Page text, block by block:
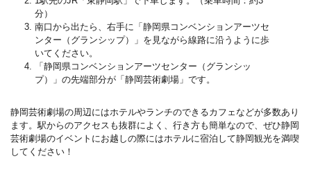
分）
南口から出たら、右手に「静岡県コンベンションアーツセ
ンター（グランシップ）」を見ながら線路に沿うように歩
いてください。
「静岡県コンベンションアーツセンター（グランシッ
プ）」の先端部分が「静岡芸術劇場」です。
静岡芸術劇場の周辺にはホテルやランチのできるカフェなどが多数あり
ます。駅からのアクセスも抜群によく、行き方も簡単なので、ぜひ静岡
芸術劇場のイベントにお越しの際にはホテルに宿泊して静岡観光を満喫
してください！